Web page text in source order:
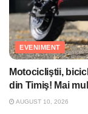
EVENIMENT
Motocicliştii,
din Timiş! Mai
AUGUST 10, 2026